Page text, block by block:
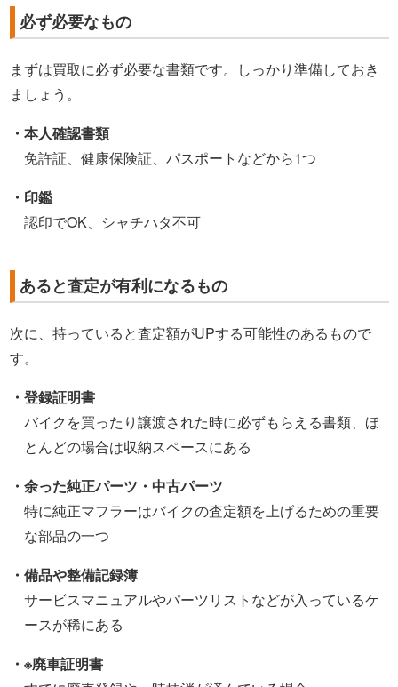
必ず必要なもの
まずは買取に必ず必要な書類です。しっかり準備しておき
ましょう。
・本人確認書類
免許証、健康保険証、パスポートなどから1つ
・印鑑
認印でOK、シャチハタ不可
あると査定が有利になるもの
次に、持っていると査定額がUPする可能性のあるもので
す。
・登録証明書
バイクを買ったり譲渡された時に必ずもらえる書類、ほ
とんどの場合は収納スペースにある
・余った純正パーツ・中古パーツ
特に純正マフラーはバイクの査定額を上げるための重要
な部品の一つ
・備品や整備記録簿
サービスマニュアルやパーツリストなどが入っているケ
ースが稀にある
・※廃車証明書